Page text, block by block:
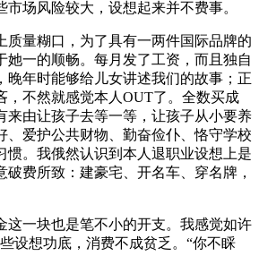
市场风险较大，设想起来并不费事。
量糊口，为了具有一两件国际品牌的
她一的顺畅。每月发了工资，而且独自
晚年时能够给儿女讲述我们的故事；正
，不然就感觉本人OUT了。全数买成
来由让孩子去等一等，让孩子从小要养
、爱护公共财物、勤奋俭仆、恪守学校
惯。我俄然认识到本人退职业设想上是
破费所致：建豪宅、开名车、穿名牌，
一块也是笔不小的开支。我感觉如许
设想功底，消费不成贫乏。“你不睬